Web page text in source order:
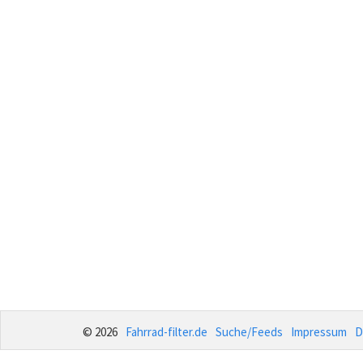
© 2026 Fahrrad-filter.de Suche/Feeds Impressum